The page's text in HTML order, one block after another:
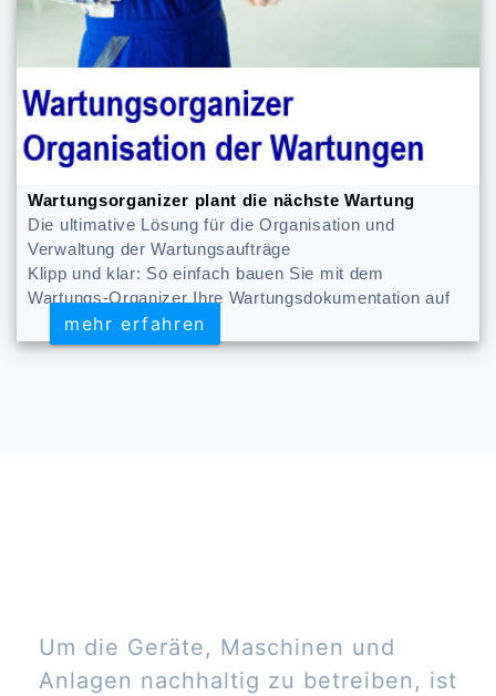
Wartungsorganizer plant die nächste Wartung
Die ultimative Lösung für die Organisation und
Verwaltung der Wartungsaufträge
Klipp und klar: So einfach bauen Sie mit dem
Wartungs-Organizer Ihre Wartungsdokumentation auf
mehr erfahren
mehr erfahren
Um die Geräte, Maschinen und
Anlagen nachhaltig zu betreiben, ist